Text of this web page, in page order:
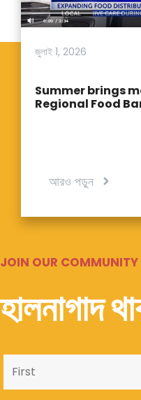
জুলাই 1, 2026
Summer brings
Regional Food
আরও পড়ুন
JOIN OUR COMMUNITY
হালনাগাদ